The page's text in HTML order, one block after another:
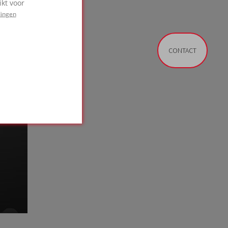
voor
CONTACT